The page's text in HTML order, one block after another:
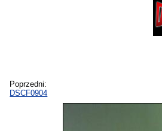
Poprzedni:
DSCF0904